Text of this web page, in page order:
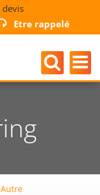
devis
Etre rappelé
Autre